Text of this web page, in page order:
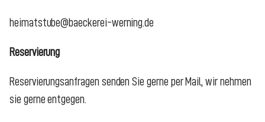
heimatstube@baeckerei-werning.de
Reservierung
Reservierungsanfragen senden Sie gerne per Mail, wir nehmen
sie gerne entgegen.